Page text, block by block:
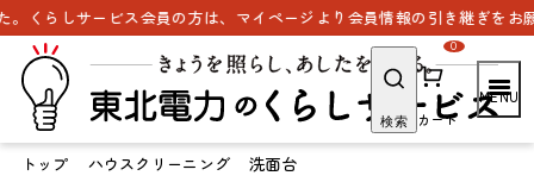
くらしサービス会員の方は、マイページより会員情報の引き継ぎをお願
検索 カート
0
トップ ハウスクリーニング 洗面台